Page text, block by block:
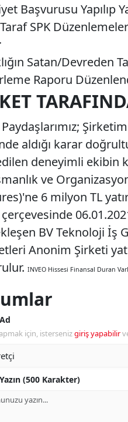
Başvurusu Yapılıp
Taraf SPK
Satan/Devreden
Raporu
Paydaşlarımız;
aldığı karar
deneyimli ekibin
ve
6 milyon TL
BV Teknoloji İş
Anonim Şirketi
INVEO Hissesi Finansal Duran
için, istersenizgiriş yapabilir
(500 Karakter)